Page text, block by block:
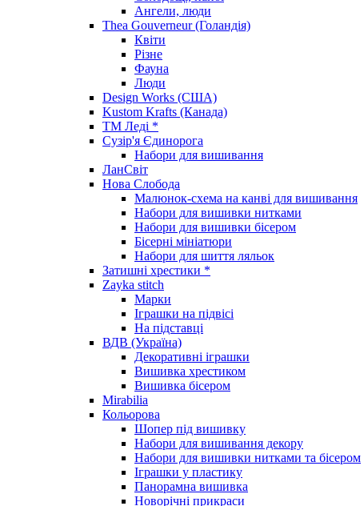
Ангели, люди
Thea Gouverneur (Голандія)
Квіти
Різне
Фауна
Люди
Design Works (США)
Kustom Krafts (Канада)
ТМ Леді *
Сузір'я Єдинорога
Набори для вишивання
ЛанСвіт
Нова Слобода
Малюнок-схема на канві для вишивання
Набори для вишивки нитками
Набори для вишивки бісером
Бісерні мініатюри
Набори для шиття ляльок
Затишні хрестики *
Zayka stitch
Марки
Іграшки на підвісі
На підставці
ВДВ (Україна)
Декоративні іграшки
Вишивка хрестиком
Вишивка бісером
Mirabilia
Кольорова
Шопер під вишивку
Набори для вишивання декору
Набори для вишивки нитками та бісером
Іграшки у пластику
Панорамна вишивка
Новорічні прикраси